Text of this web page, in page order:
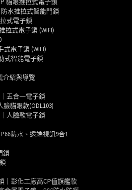
貓眼推拉式電子鎖
防水推拉式智能門鎖
式電子鎖
拉式電子鎖 (WIFI)
式電子鎖 (WIFI)
式智能電子鎖
介紹與導覽
｜五合一電子鎖
臉貓眼款(ODL103)
｜人臉款電子鎖
防水、遠端視訊9合1
鎖
｜彰化工廠高CP值旗艦款